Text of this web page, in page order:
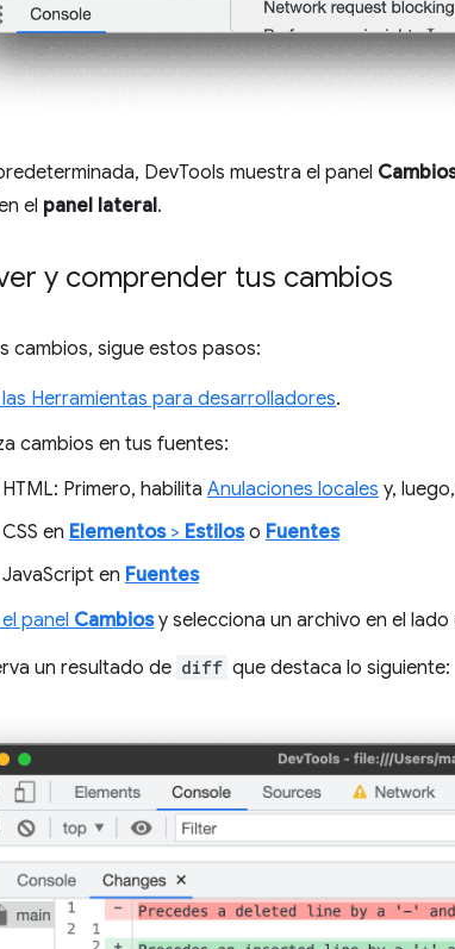
DevTools muestra el panel
el panel lateral.
y comprender tus cambios
cambios, sigue estos pasos:
Herramientas para desarrolladores.
cambios en tus fuentes:
HTML: Primero, habilita Anulaciones locales y,
CSS en Elementos> Estiloso Fuentes
JavaScript en Fuentes
panel Cambiosy selecciona un archivo en el
un resultado de diff que destaca lo siguiente: